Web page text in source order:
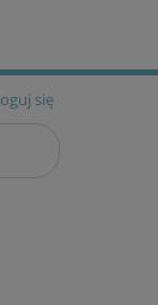
się